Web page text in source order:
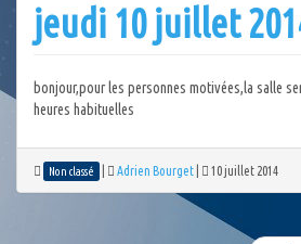
jeudi 10 juillet
bonjour,pour les personnes motivées,la salle
heures habituelles
Non classé Adrien Bourget 10 juillet 2014